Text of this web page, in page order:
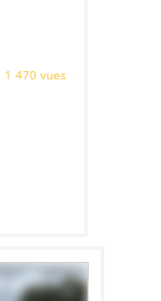
1 470 vues